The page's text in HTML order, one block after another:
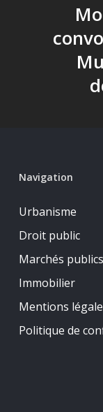
Navigation
Urbanisme
Droit public
Marchés publics
Immobilier
Mentions
Politique de